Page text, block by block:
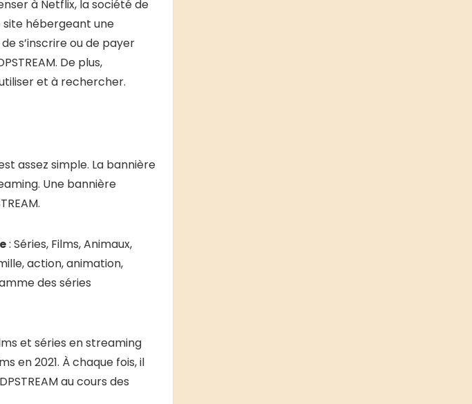
à Netflix, la société de
hébergeant une
s’inscrire ou de payer
De plus,
et à rechercher.
assez simple. La bannière
Une bannière
: Séries, Films, Animaux,
action, animation,
des séries
et séries en streaming
en 2021. À chaque fois, il
au cours des